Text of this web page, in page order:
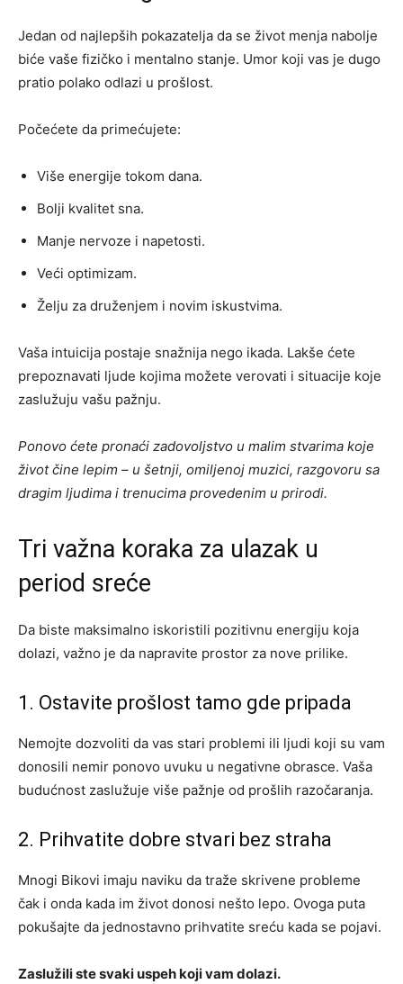
Jedan od najlepših pokazatelja da se život menja nabolje
biće vaše fizičko i mentalno stanje. Umor koji vas je dugo
pratio polako odlazi u prošlost.
Počećete da primećujete:
Više energije tokom dana.
Bolji kvalitet sna.
Manje nervoze i napetosti.
Veći optimizam.
Želju za druženjem i novim iskustvima.
Vaša intuicija postaje snažnija nego ikada. Lakše ćete
prepoznavati ljude kojima možete verovati i situacije koje
zaslužuju vašu pažnju.
Ponovo ćete pronaći zadovoljstvo u malim stvarima koje
život čine lepim – u šetnji, omiljenoj muzici, razgovoru sa
dragim ljudima i trenucima provedenim u prirodi.
Tri važna koraka za ulazak u
period sreće
Da biste maksimalno iskoristili pozitivnu energiju koja
dolazi, važno je da napravite prostor za nove prilike.
1. Ostavite prošlost tamo gde pripada
Nemojte dozvoliti da vas stari problemi ili ljudi koji su vam
donosili nemir ponovo uvuku u negativne obrasce. Vaša
budućnost zaslužuje više pažnje od prošlih razočaranja.
2. Prihvatite dobre stvari bez straha
Mnogi Bikovi imaju naviku da traže skrivene probleme
čak i onda kada im život donosi nešto lepo. Ovoga puta
pokušajte da jednostavno prihvatite sreću kada se pojavi.
Zaslužili ste svaki uspeh koji vam dolazi.